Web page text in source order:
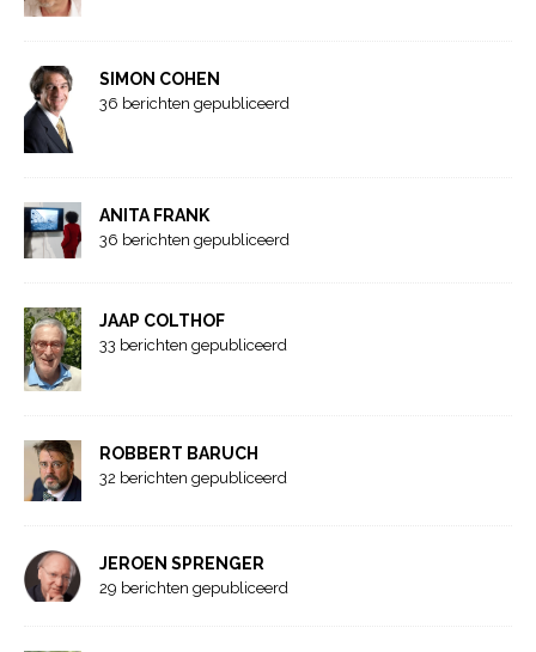
SIMON COHEN
36 berichten gepubliceerd
ANITA FRANK
36 berichten gepubliceerd
JAAP COLTHOF
33 berichten gepubliceerd
ROBBERT BARUCH
32 berichten gepubliceerd
JEROEN SPRENGER
29 berichten gepubliceerd